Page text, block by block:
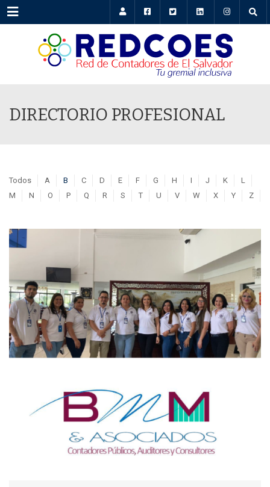
Menu
DIRECTORIO PROFESIONAL
Todos A B C D E F G H I J K
L
M
N O P Q R S T U V W X Y Z